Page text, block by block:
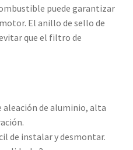
puede garantizar
El anillo de sello de
que el filtro de
aleación de aluminio, alta
de instalar y desmontar.